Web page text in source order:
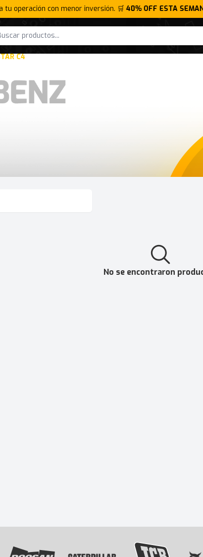
tu operación con menor inversión. 🛒40% OFF ESTA
C4
No se encontraron